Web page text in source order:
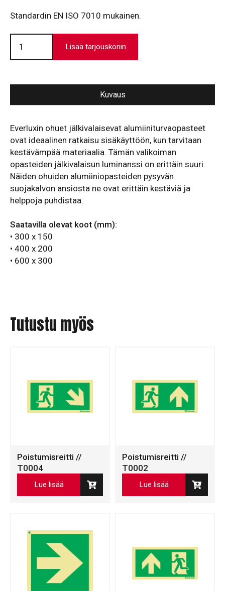
Standardin EN ISO 7010 mukainen.
Poistumisreitti
Alumiini
//
Lisää tarjouskoriin
Kuvaus
Everluxin ohuet jälkivalaisevat alumiiniturvaopasteet
ovat ideaalinen ratkaisu sisäkäyttöön, kun tarvitaan
kestävämpää materiaalia. Tämän valikoiman
opasteiden jälkivalaisun luminanssi on erittäin suuri.
Näiden ohuiden alumiiniopasteiden pysyvän
suojakalvon ansiosta ne ovat erittäin kestäviä ja
helppoja puhdistaa.
Saatavilla olevat koot (mm):
• 300 x 150
• 400 x 200
• 600 x 300
Tutustu myös
Poistumisreitti //
T0004
Lue lisää
Poistumisreitti //
T0002
Lue lisää